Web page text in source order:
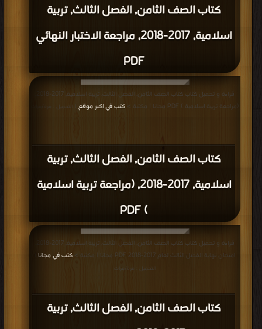
كتاب الصف الثامن, الفصل الثالث, تربية
اسلامية, 2017-2018, مراجعة الاختبار النهائي
PDF
كتاب الصف الثامن, الفصل الثالث, تربية
اسلامية, 2017-2018, (مراجعة تربية اسلامية
) PDF
(مراجعة تربية اسلامية ) PDF مجانا | مكتبة >
كتب في اكبر موقع | التحميل : مرة/مرات
كتاب الصف الثامن, الفصل الثالث, تربية
امتحان نهاية الفصل الثالث لعام 2017-2018 PDF مجانا | مكتبة >
كتب في مجانا
التحميل : مرة/مرات